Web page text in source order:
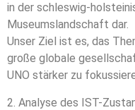
in der schleswig-
Museumslandschaft dar.
Unser Ziel ist es, das
große globale
UNO stärker zu
2. Analyse des IST-